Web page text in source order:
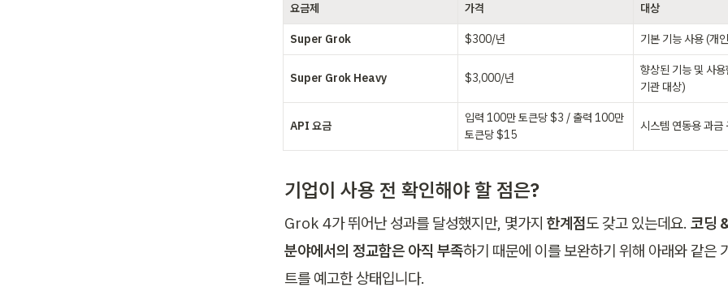
요금제 가격 대상
Super Grok $300/년 기본 기능 사용 (개
Super Grok Heavy $3,000/년
향상된 기능 및 사
기관 대상)
API 요금
입력 100만 토큰당 $3 / 출력 100만
토큰당 $15
시스템 연동용 과금
기업이 사용 전 확인해야 할 점은?
Grok 4가 뛰어난 성과를 달성했지만, 몇가지 한계점도 갖고 있는데요. 코딩
분야에서의 정교함은 아직 부족하기 때문에 이를 보완하기 위해 아래와 같은
트를 예고한 상태입니다.